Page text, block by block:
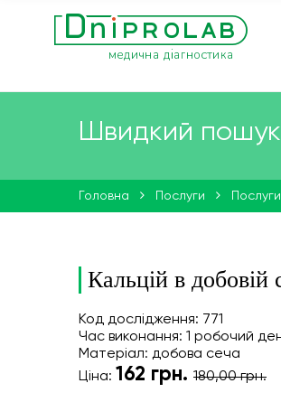
Швидкий пошук
Головна Послуги Послуги
Кальцій в добовій
Код дослідження: 771
Час виконання: 1 робочий
Матеріал: добова сеча
Ціна: 162 грн. 180,00 грн.